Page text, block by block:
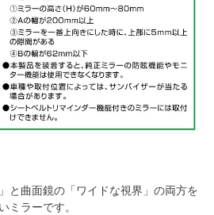
と曲面鏡の「ワイドな視界」の両方を
ミラーです。